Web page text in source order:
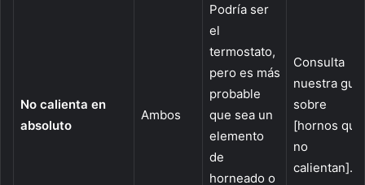
No calienta en
absoluto
Ambos
Podría ser
el
termostato,
pero es más
probable
que sea un
elemento
de
horneado o
Consulta
nuestra guía
sobre
[hornos que
no
calientan].